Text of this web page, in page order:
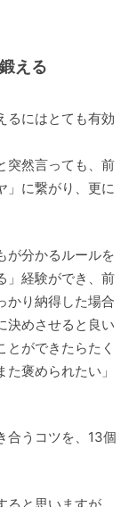
える
るにはとても有効
突然言っても、前
」に繋がり、更に
が分かるルールを
」経験ができ、前
かり納得した場合
決めさせると良い
ができたらたく
褒められたい」
合うコツを、13個